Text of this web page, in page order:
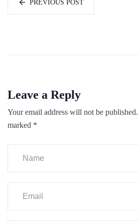
PREVIOUS POST
Leave a Reply
Your email address will not be published.
marked *